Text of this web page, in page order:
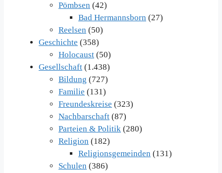
Pömbsen (42)
Bad Hermannsborn (27)
Reelsen (50)
Geschichte (358)
Holocaust (50)
Gesellschaft (1.438)
Bildung (727)
Familie (131)
Freundeskreise (323)
Nachbarschaft (87)
Parteien & Politik (280)
Religion (182)
Religionsgemeinden (131)
Schulen (386)